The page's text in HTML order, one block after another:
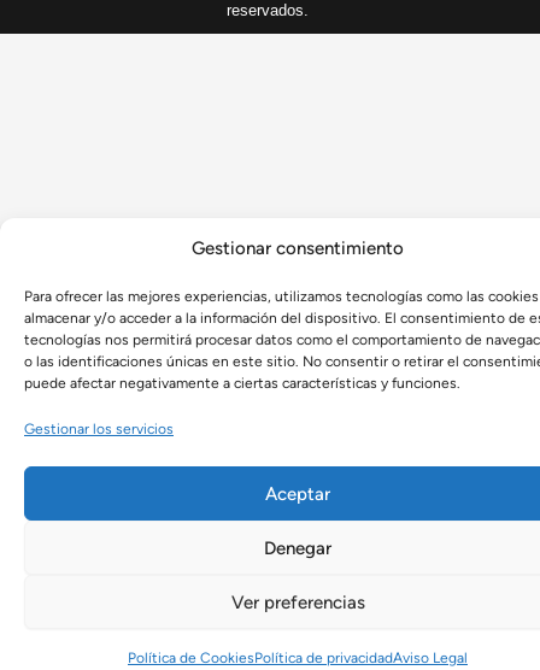
Gestionar consentimiento
Para ofrecer las mejores experiencias, utilizamos tecnologías como las cookies
almacenar y/o acceder a la información del dispositivo. El consentimiento de
tecnologías nos permitirá procesar datos como el comportamiento de
o las identificaciones únicas en este sitio. No consentir o retirar el
puede afectar negativamente a ciertas características y funciones.
Gestionar los servicios
Aceptar
Denegar
Ver preferencias
Política de CookiesPolítica de privacidadAviso Legal
reservados.